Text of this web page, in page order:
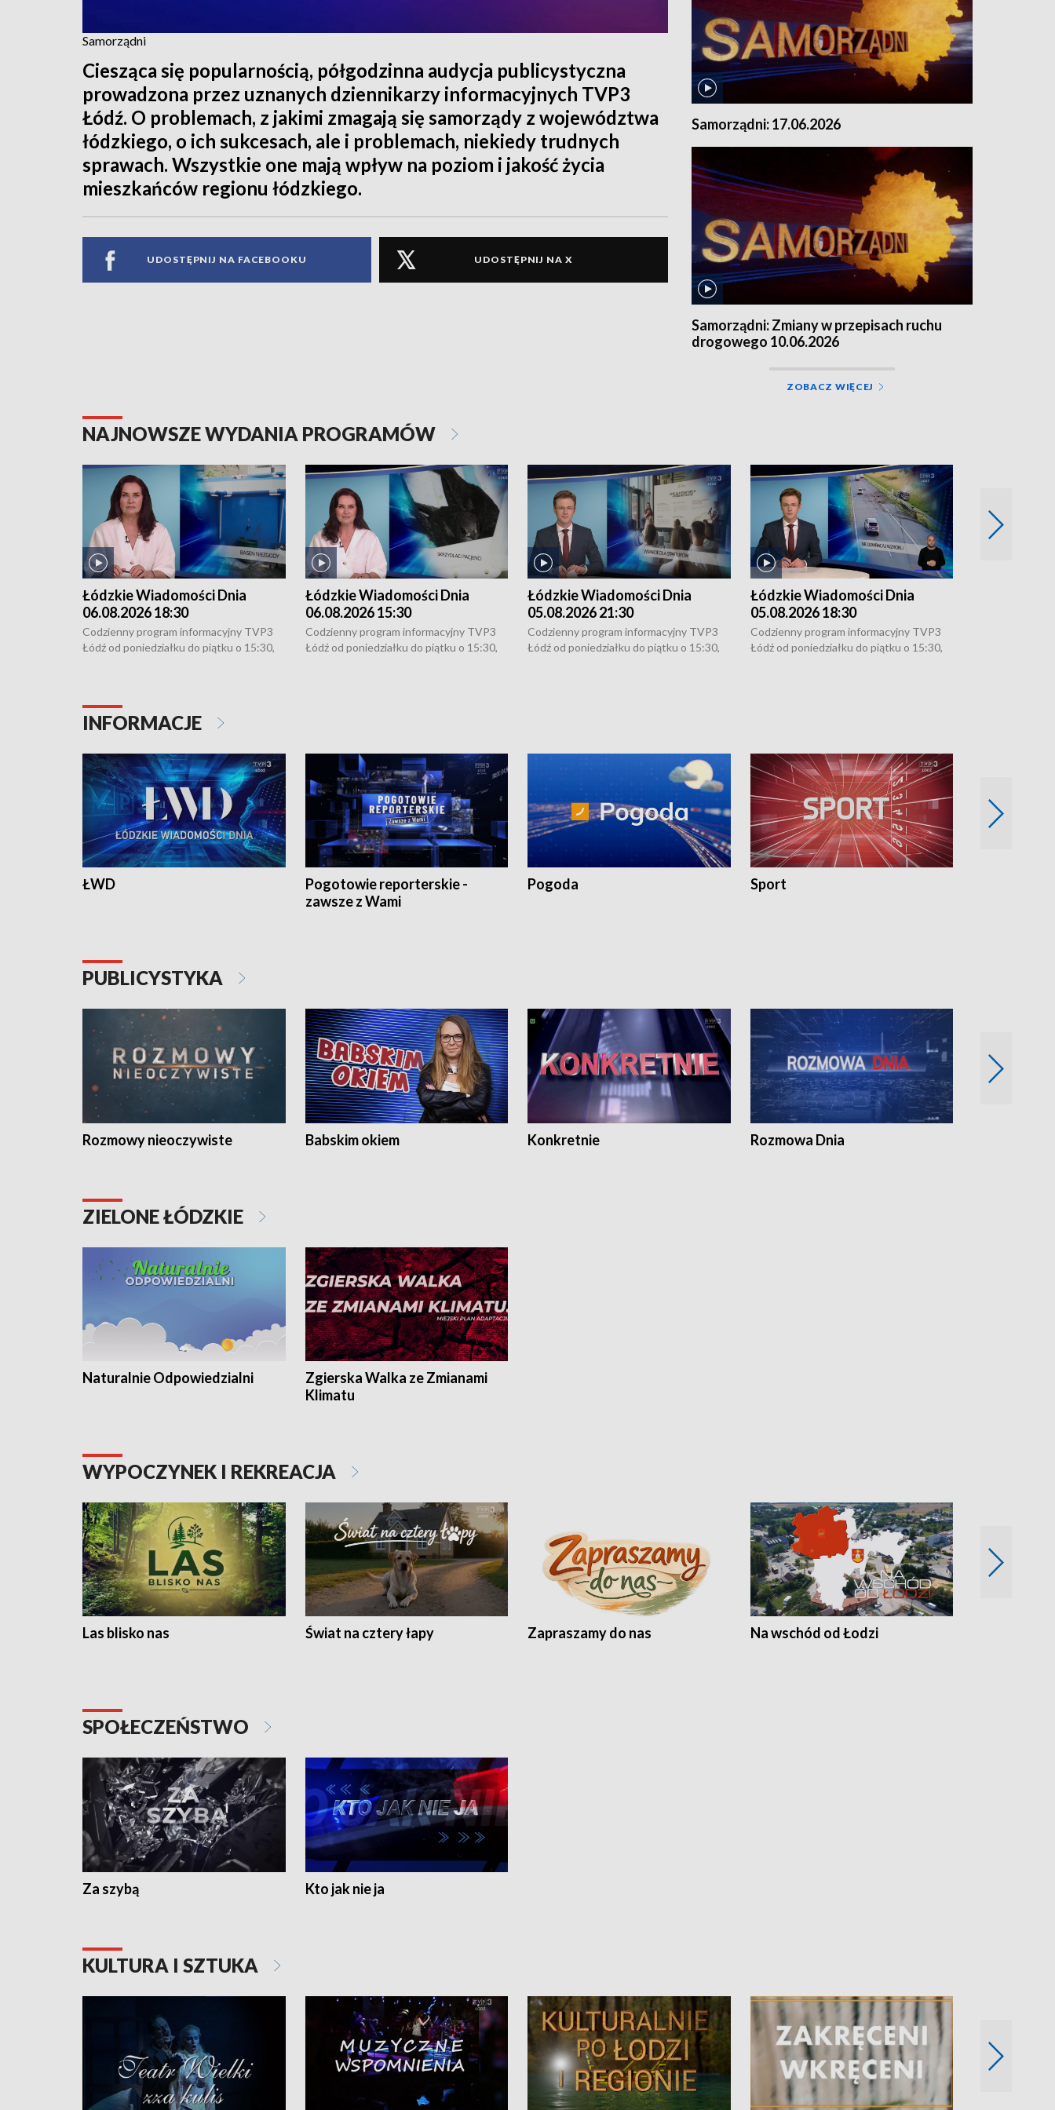
Samorządni
Ciesząca się popularnością, półgodzinna audycja publicystyczna
prowadzona przez uznanych dziennikarzy informacyjnych TVP3
Łódź. O problemach, z jakimi zmagają się samorządy z województwa
łódzkiego, o ich sukcesach, ale i problemach, niekiedy trudnych
sprawach. Wszystkie one mają wpływ na poziom i jakość życia
mieszkańców regionu łódzkiego.
UDOSTĘPNIJ NA FACEBOOKU UDOSTĘPNIJ NA X
Samorządni: 17.06.2026
Samorządni: Zmiany w przepisach ruchu
drogowego 10.06.2026
ZOBACZ WIĘCEJ
NAJNOWSZE WYDANIA PROGRAMÓW
Łódzkie Wiadomości Dnia
06.08.2026 18:30
Codzienny program informacyjny TVP3
Łódź od poniedziałku do piątku o 15:30,
Łódzkie Wiadomości Dnia
06.08.2026 15:30
Codzienny program informacyjny TVP3
Łódź od poniedziałku do piątku o 15:30,
Łódzkie Wiadomości Dnia
05.08.2026 21:30
Codzienny program informacyjny TVP3
Łódź od poniedziałku do piątku o 15:30,
Łódzkie Wiadomości Dnia
05.08.2026 18:30
Codzienny program informacyjny TVP3
Łódź od poniedziałku do piątku o 15:30,
INFORMACJE
ŁWD
Pogotowie reporterskie -
zawsze z Wami
Pogoda Sport
PUBLICYSTYKA
Rozmowy nieoczywiste Babskim okiem Konkretnie Rozmowa Dnia
ZIELONE ŁÓDZKIE
Naturalnie Odpowiedzialni
Zgierska Walka ze Zmianami
Klimatu
WYPOCZYNEK I REKREACJA
Las blisko nas Świat na cztery łapy Zapraszamy do nas Na wschód od Łodzi
SPOŁECZEŃSTWO
Za szybą Kto jak nie ja
KULTURA I SZTUKA